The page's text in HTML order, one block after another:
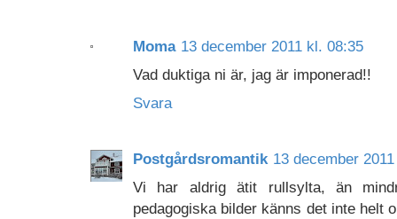
Moma 13 december 2011 kl. 08:35
Vad duktiga ni är, jag är imponerad!!
Svara
Postgårdsromantik 13 december
Vi har aldrig ätit rullsylta, än
pedagogiska bilder känns det inte helt